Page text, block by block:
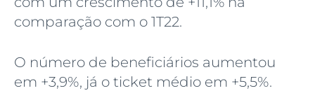
comparação com o 1T22.
O número de beneficiários aumentou
em +3,9%, já o ticket médio em +5,5%.